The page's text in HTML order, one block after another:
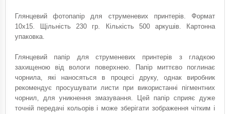
Глянцевий фотопапір для струменевих принтерів. Формат
10x15. Щільність 230 гр. Кількість 500 аркушів. Картонна
упаковка.
Глянцевий папір для струменевих принтерів з гладкою
захищеною від вологи поверхнею. Папір миттєво поглинає
чорнила, які наносяться в процесі друку, однак виробник
рекомендує просушувати листи при використанні пігментних
чорнил, для уникнення змазування. Цей папір сприяє дуже
точній передачі кольорів і може зберігати зображення чітким і